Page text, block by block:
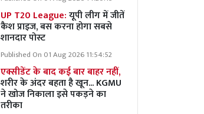
UP T20 League:यूपी लीग में जीतें
कैश प्राइज, बस करना होगा सबसे
शानदार पोस्ट
Published On 01 Aug 2026 11:54:52
एक्सीडेंट के बाद कई बार बाहर नहीं,
शरीर के अंदर बहता है खून... KGMU
ने खोज निकाला इसे पकड़ने का
तरीका